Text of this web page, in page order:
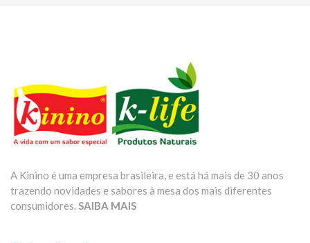
A Kinino é uma empresa brasileira, e está há mais de 30 anos
trazendo novidades e sabores à mesa dos mais diferentes
consumidores.SAIBA MAIS